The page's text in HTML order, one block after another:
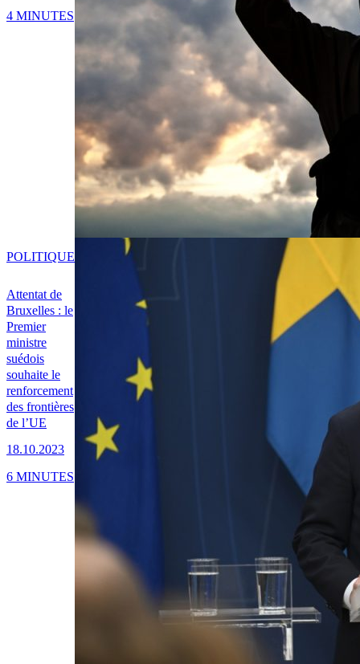
4 MINUTES
Attentat de
Bruxelles : le
Premier
ministre
suédois
souhaite le
renforcement
des frontières
de l’UE
18.10.2023
POLITIQUE
6 MINUTES